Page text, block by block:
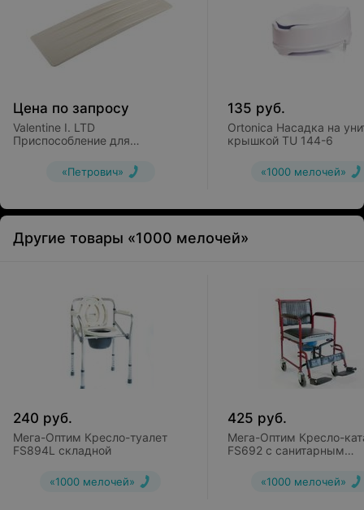
Цена по запросу
Valentine I. LTD
Приспособление для
«Петрович»
135 руб.
Ortonica Насадка на
крышкой TU 144-6
«1000 мелочей»
Другие товары «1000 мелочей»
240 руб.
Мега-Оптим Кресло-туалет
FS894L складной
«1000 мелочей»
425 руб.
Мега-Оптим Кресло-
FS692 с санитарным
«1000 мелочей»